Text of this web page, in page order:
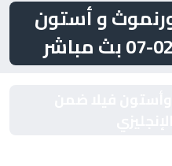
و أستون